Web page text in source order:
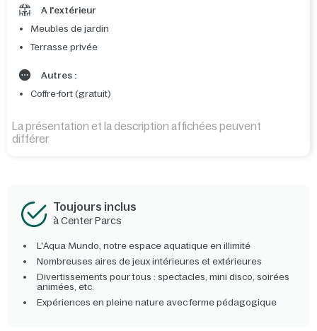
A l'extérieur
Meubles de jardin
Terrasse privée
Autres :
Coffre-fort (gratuit)
La présentation et la description affichées peuvent
différer
Toujours inclus
à Center Parcs
L'Aqua Mundo, notre espace aquatique en illimité
Nombreuses aires de jeux intérieures et extérieures
Divertissements pour tous : spectacles, mini disco, soirées
animées, etc.
Expériences en pleine nature avec ferme pédagogique